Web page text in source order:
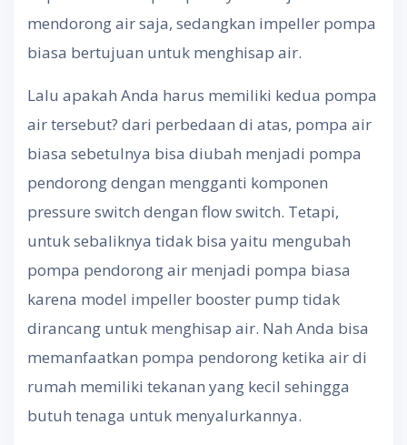
mendorong air saja, sedangkan impeller pompa
biasa bertujuan untuk menghisap air.
Lalu apakah Anda harus memiliki kedua pompa
air tersebut? dari perbedaan di atas, pompa air
biasa sebetulnya bisa diubah menjadi pompa
pendorong dengan mengganti komponen
pressure switch dengan flow switch. Tetapi,
untuk sebaliknya tidak bisa yaitu mengubah
pompa pendorong air menjadi pompa biasa
karena model impeller booster pump tidak
dirancang untuk menghisap air. Nah Anda bisa
memanfaatkan pompa pendorong ketika air di
rumah memiliki tekanan yang kecil sehingga
butuh tenaga untuk menyalurkannya.